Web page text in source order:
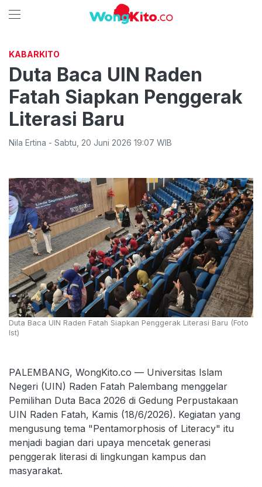
KABARKITO
Duta Baca UIN Raden
Fatah Siapkan Penggerak
Literasi Baru
Nila Ertina - Sabtu 20 Juni 2026 19:07 WIB
Duta Baca UIN Raden Fatah Siapkan Penggerak Literasi Baru (Foto
Ist)
PALEMBANG, WongKito.co — Universitas Islam
Negeri (UIN) Raden Fatah Palembang menggelar
Pemilihan Duta Baca 2026 di Gedung Perpustakaan
UIN Raden Fatah, Kamis (18/6/2026). Kegiatan yang
mengusung tema "Pentamorphosis of Literacy" itu
menjadi bagian dari upaya mencetak generasi
penggerak literasi di lingkungan kampus dan
masyarakat.